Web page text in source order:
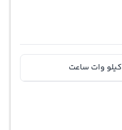
کیلو وات ساعت